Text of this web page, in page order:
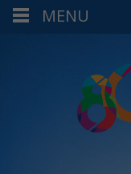
MENU